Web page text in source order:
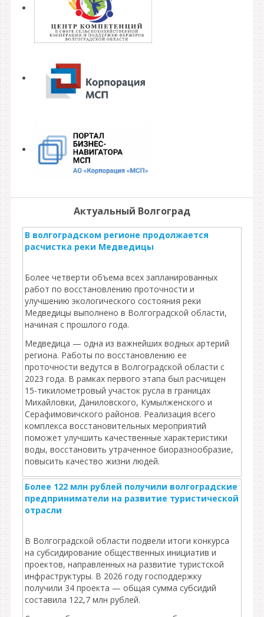
Актуальный Волгоград
В волгоградском регионе продолжается
расчистка реки Медведицы
Более четверти объема всех запланированных
работ по восстановлению проточности и
улучшению экологического состояния реки
Медведицы выполнено в Волгоградской области,
начиная с прошлого года.
Медведица — одна из важнейших водных артерий
региона. Работы по восстановлению ее
проточности ведутся в Волгоградской области с
2023 года. В рамках первого этапа был расчищен
15-тикилометровый участок русла в границах
Михайловки, Даниловского, Кумылженского и
Серафимовичского районов. Реализация всего
комплекса восстановительных мероприятий
поможет улучшить качественные характеристики
воды, восстановить утраченное биоразнообразие,
повысить качество жизни людей.
Более 122 млн рублей получили волгоградские
предприниматели на развитие туристической
отрасли
В Волгоградской области подвели итоги конкурса
на субсидирование общественных инициатив и
проектов, направленных на развитие туристской
инфраструктуры. В 2026 году господдержку
получили 34 проекта — общая сумма субсидий
составила 122,7 млн рублей.